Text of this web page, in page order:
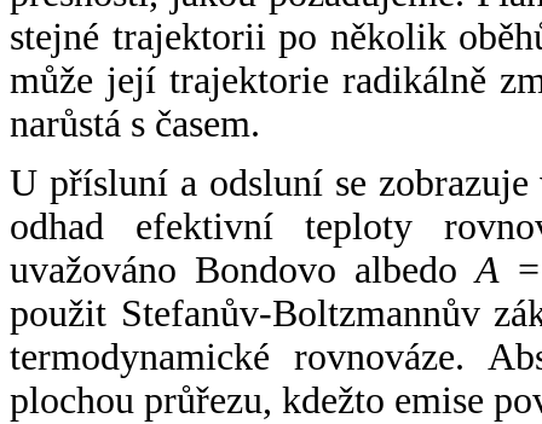
stejné trajektorii po několik
může její trajektorie radikálně
narůstá s časem.
U přísluní a odsluní se
odhad efektivní teploty
uvažováno Bondovo albedoA
použit Stefanův-Boltzmannův
termodynamické rovnováze.
plochou průřezu, kdežto emise